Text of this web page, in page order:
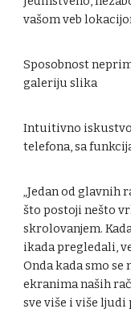
vašom veb
Sposobnost
galeriju slika
Intuitivno
telefona, sa
„Jedan od glavnih
što postoji nešto
skrolovanjem.
ikada pregledali,
Onda kada smo
ekranima naših
sve više i više ljudi